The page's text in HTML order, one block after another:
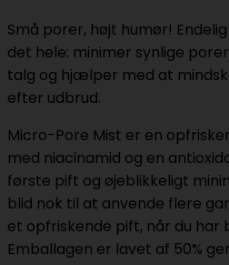
Små porer, højt humør!
det hele: minimer synlige
talg og hjælper med at
efter udbrud.
Micro-Pore Mist er en
med niacinamid og en
første pift og øjeblikkeligt
blid nok til at anvende flere
et opfriskende pift, når du har
Emballagen er lavet af 50%